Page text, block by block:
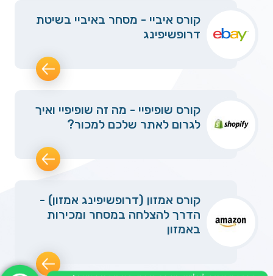
קורס איביי - מסחר באיביי בשיטת
דרופשיפינג
קורס שופיפיי - מה זה שופיפיי ואיך
לגרום לאתר שלכם למכור?
קורס אמזון (דרופשיפינג אמזון) -
הדרך להצלחה במסחר ומכירות
באמזון